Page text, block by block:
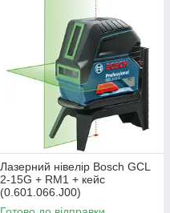
Лазерний нівелір Bosch GCL
2-15G + RM1 + кейс
(0.601.066.J00)